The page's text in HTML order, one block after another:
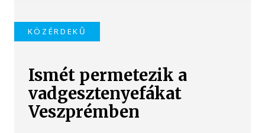
KÖZÉRDEKŰ
Ismét permetezik a
vadgesztenyefákat
Veszprémben